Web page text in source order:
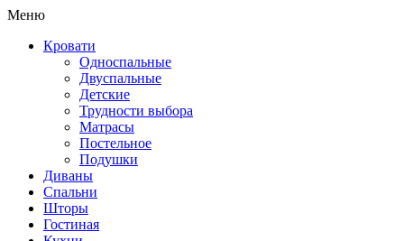
Меню
Кровати
Односпальные
Двуспальные
Детские
Трудности выбора
Матрасы
Постельное
Подушки
Диваны
Спальни
Шторы
Гостиная